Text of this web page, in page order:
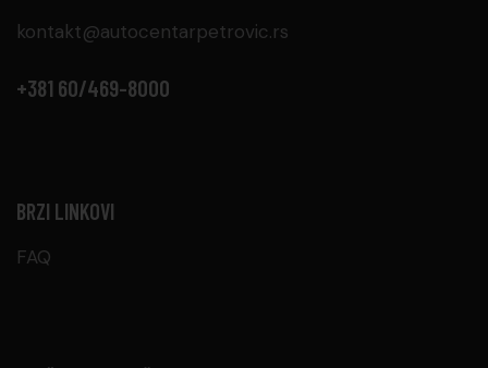
kontakt@autocentarpetrovic.rs
+381 60/469-8000
BRZI LINKOVI
FAQ